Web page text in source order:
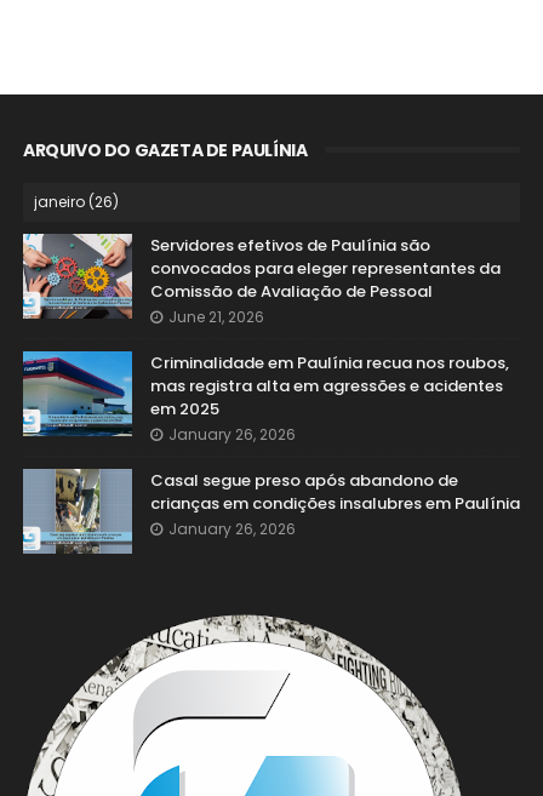
ARQUIVO DO GAZETA DE PAULÍNIA
Servidores efetivos de Paulínia são
convocados para eleger representantes da
Comissão de Avaliação de Pessoal
June 21, 2026
Criminalidade em Paulínia recua nos roubos,
mas registra alta em agressões e acidentes
em 2025
January 26, 2026
Casal segue preso após abandono de
crianças em condições insalubres em Paulínia
January 26, 2026